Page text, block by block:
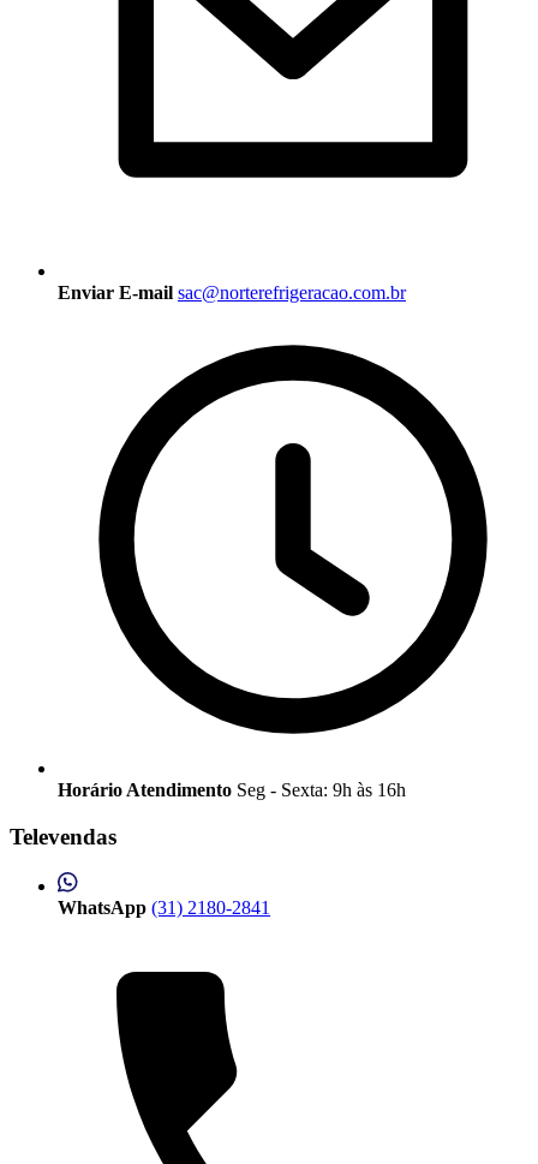
Enviar E-mail sac@norterefrigeracao.com.br
Horário Atendimento Seg - Sexta: 9h às 16h
Televendas
WhatsApp (31) 2180-2841